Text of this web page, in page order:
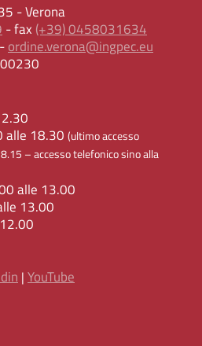
- Verona
- fax (+39) 0458031634
-ordine.verona@ingpec.eu
alle 18.30 (ultimo accesso
– accesso telefonico sino alla
alle 13.00
13.00
| YouTube